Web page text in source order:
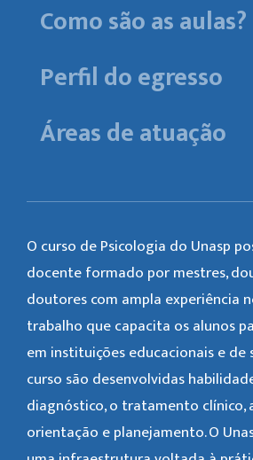
Como são as aulas?
Perfil do egresso
Áreas de atuação
O curso de Psicologia do Unasp
docente formado por mestres,
doutores com ampla experiência
trabalho que capacita os alunos
em instituições educacionais e de
curso são desenvolvidas
diagnóstico, o tratamento clínico,
orientação e planejamento. O